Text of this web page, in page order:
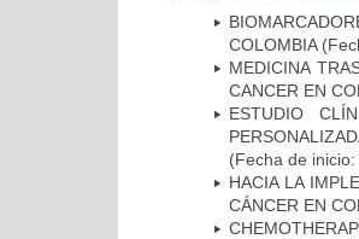
COLOMBIA
MEDICINA
CANCER EN
ESTUDIO
(Fecha de
HACIA LA
CÁNCER EN